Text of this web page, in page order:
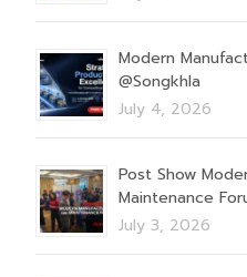
Modern
@Songkhla
July 4, 2026
Post Show
Maintenance
July 3, 2026